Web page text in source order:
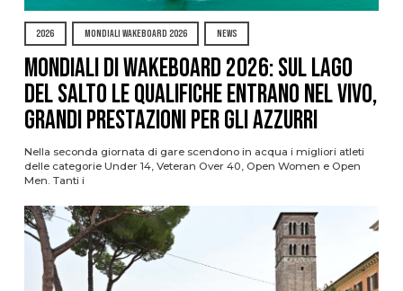
2026 MONDIALI WAKEBOARD 2026 NEWS
Mondiali di Wakeboard 2026: sul Lago
del Salto le qualifiche entrano nel vivo,
grandi prestazioni per gli azzurri
Nella seconda giornata di gare scendono in acqua i migliori atleti
delle categorie Under 14, Veteran Over 40, Open Women e Open
Men. Tanti i